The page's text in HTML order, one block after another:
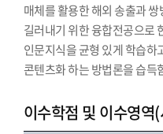
매체를 활용한 해외 송출과
길러내기 위한 융합전공으로
인문지식을 균형 있게 학습
콘텐츠화 하는 방법론을 습득
이수학점 및 이수영역